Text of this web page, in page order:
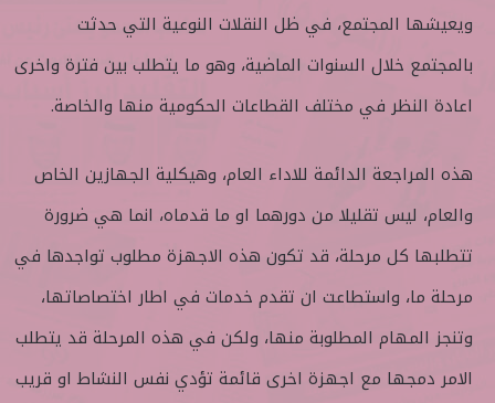
ت ل
ك
ا
ويعيشها المجتمع، في ظل النقلات النوعية التي حدثت
بالمجتمع خلال السنوات الماضية، وهو ما يتطلب بين فترة واخرى
اعادة النظر في مختلف القطاعات الحكومية منها والخاصة.
هذه المراجعة الدائمة للاداء العام، وهيكلية الجهازين الخاص
والعام، ليس تقليلا من دورهما او ما قدماه، انما هي ضرورة
تتطلبها كل مرحلة، قد تكون هذه الاجهزة مطلوب تواجدها في
مرحلة ما، واستطاعت ان تقدم خدمات في اطار اختصاصاتها،
وتنجز المهام المطلوبة منها، ولكن في هذه المرحلة قد يتطلب
الامر دمجها مع اجهزة اخرى قائمة تؤدي نفس النشاط او قريب